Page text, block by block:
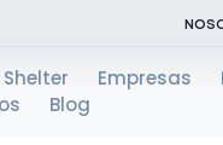
Empresas
Blog